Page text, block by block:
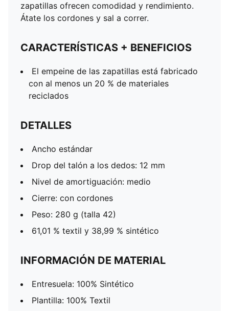
zapatillas ofrecen comodidad y rendimiento.
Átate los cordones y sal a correr.
CARACTERÍSTICAS + BENEFICIOS
El empeine de las zapatillas está fabricado
con al menos un 20 % de materiales
reciclados
DETALLES
Ancho estándar
Drop del talón a los dedos: 12 mm
Nivel de amortiguación: medio
Cierre: con cordones
Peso: 280 g (talla 42)
61,01 % textil y 38,99 % sintético
INFORMACIÓN DE MATERIAL
Entresuela: 100% Sintético
Plantilla: 100% Textil